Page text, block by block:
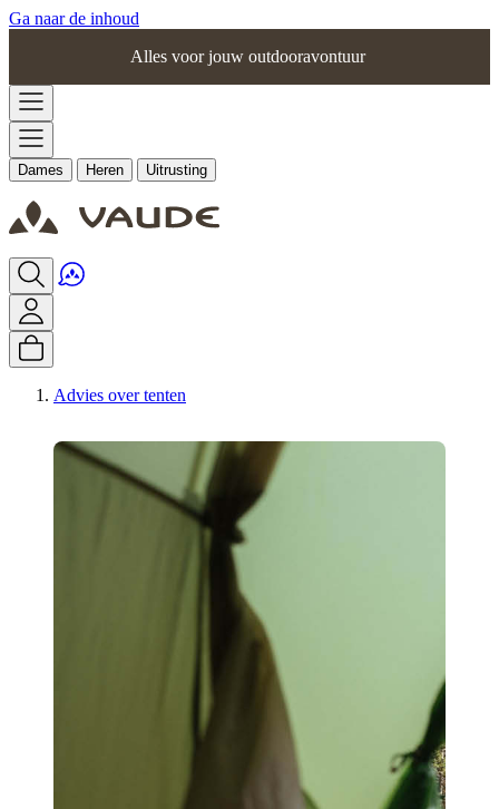
Ga naar de inhoud
Alles voor jouw outdooravontuur
Dames Heren Uitrusting
Advies over tenten